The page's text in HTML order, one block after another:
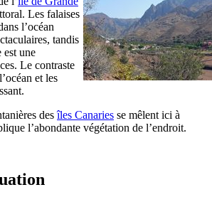
Les falaises
l’océan
tandis
est une
Le contraste
et les
desîles Canaries se mêlent ici à
l’abondante végétation de l’endroit.